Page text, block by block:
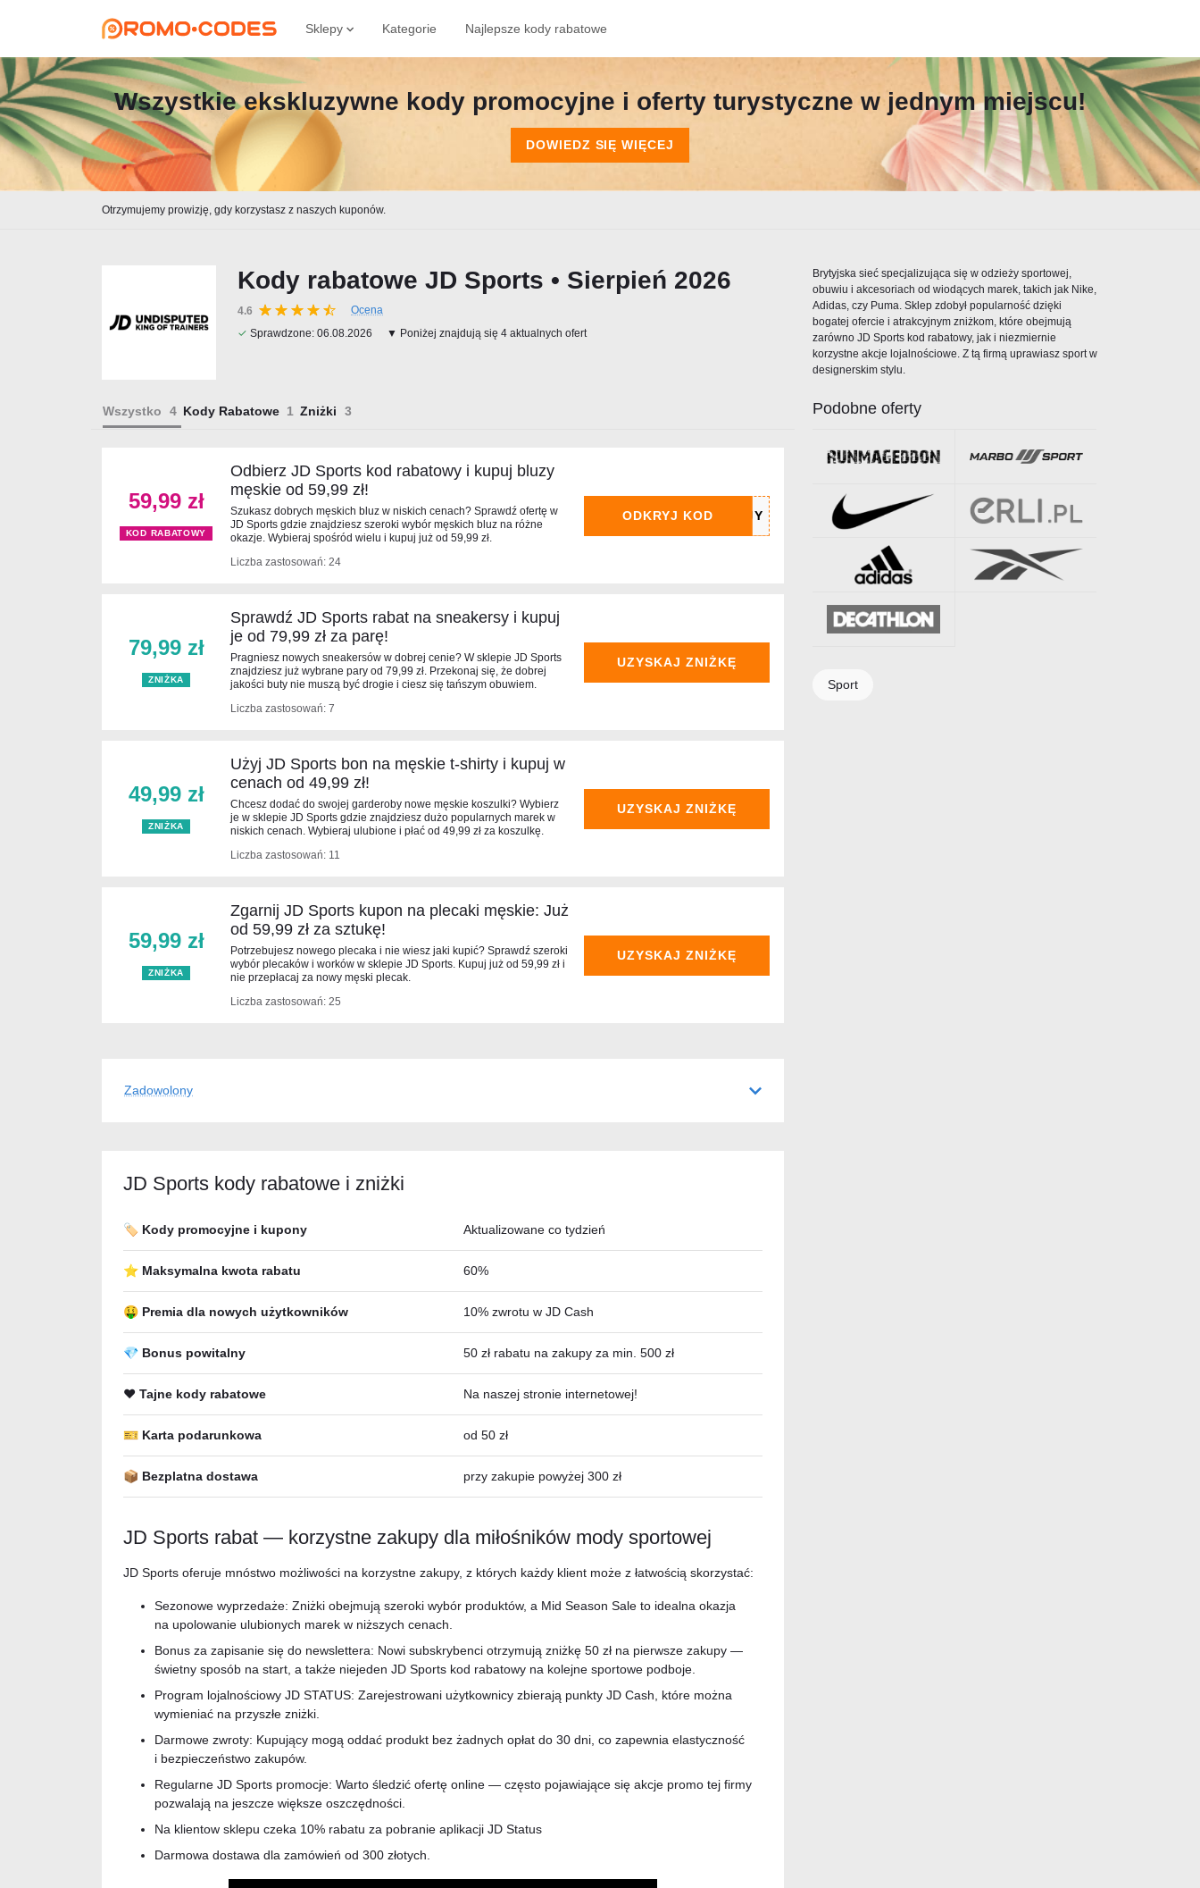
Sklepy Kategorie Najlepsze kody rabatowe
Wszystkie ekskluzywne kody promocyjne i oferty turystyczne w jednym miejscu!
DOWIEDZ SIĘ WIĘCEJ
Otrzymujemy prowizję, gdy korzystasz z naszych kuponów.
Kody rabatowe JD Sports • Sierpień 2026
4.6
Ocena
✓ Sprawdzone: 06.08.2026 ▼ Poniżej znajdują się 4 aktualnych ofert
Wszystko Kody Rabatowe Zniżki
59,99 zł
KOD RABATOWY
Odbierz JD Sports kod rabatowy i kupuj bluzy
męskie od 59,99 zł!
Szukasz dobrych męskich bluz w niskich cenach? Sprawdź ofertę w
JD Sports gdzie znajdziesz szeroki wybór męskich bluz na różne
okazje. Wybieraj spośród wielu i kupuj już od 59,99 zł.
Liczba zastosowań: 24
ODKRYJ KOD
79,99 zł
ZNIŻKA
Sprawdź JD Sports rabat na sneakersy i kupuj
je od 79,99 zł za parę!
Pragniesz nowych sneakersów w dobrej cenie? W sklepie JD Sports
znajdziesz już wybrane pary od 79,99 zł. Przekonaj się, że dobrej
jakości buty nie muszą być drogie i ciesz się tańszym obuwiem.
Liczba zastosowań: 7
UZYSKAJ ZNIŻKĘ
49,99 zł
ZNIŻKA
Użyj JD Sports bon na męskie t-shirty i kupuj w
cenach od 49,99 zł!
Chcesz dodać do swojej garderoby nowe męskie koszulki? Wybierz
je w sklepie JD Sports gdzie znajdziesz dużo popularnych marek w
niskich cenach. Wybieraj ulubione i płać od 49,99 zł za koszulkę.
Liczba zastosowań: 11
UZYSKAJ ZNIŻKĘ
59,99 zł
ZNIŻKA
Zgarnij JD Sports kupon na plecaki męskie: Już
od 59,99 zł za sztukę!
Potrzebujesz nowego plecaka i nie wiesz jaki kupić? Sprawdź szeroki
wybór plecaków i worków w sklepie JD Sports. Kupuj już od 59,99 zł i
nie przepłacaj za nowy męski plecak.
Liczba zastosowań: 25
UZYSKAJ ZNIŻKĘ
Zadowolony
JD Sports kody rabatowe i zniżki
🏷️ Kody promocyjne i kupony Aktualizowane co tydzień
⭐ Maksymalna kwota rabatu 60%
🤑 Premia dla nowych użytkowników 10% zwrotu w JD Cash
💎 Bonus powitalny 50 zł rabatu na zakupy za min. 500 zł
❤️ Tajne kody rabatowe Na naszej stronie internetowej!
🎫 Karta podarunkowa od 50 zł
📦 Bezplatna dostawa przy zakupie powyżej 300 zł
JD Sports rabat — korzystne zakupy dla miłośników mody sportowej
JD Sports oferuje mnóstwo możliwości na korzystne zakupy, z których każdy klient może z łatwością skorzystać:
Sezonowe wyprzedaże: Zniżki obejmują szeroki wybór produktów, a Mid Season Sale to idealna okazja
na upolowanie ulubionych marek w niższych cenach.
Bonus za zapisanie się do newslettera: Nowi subskrybenci otrzymują zniżkę 50 zł na pierwsze zakupy —
świetny sposób na start, a także niejeden JD Sports kod rabatowy na kolejne sportowe podboje.
Program lojalnościowy JD STATUS: Zarejestrowani użytkownicy zbierają punkty JD Cash, które można
wymieniać na przyszłe zniżki.
Darmowe zwroty: Kupujący mogą oddać produkt bez żadnych opłat do 30 dni, co zapewnia elastyczność
i bezpieczeństwo zakupów.
Regularne JD Sports promocje: Warto śledzić ofertę online — często pojawiające się akcje promo tej firmy
pozwalają na jeszcze większe oszczędności.
Na klientow sklepu czeka 10% rabatu za pobranie aplikacji JD Status
Darmowa dostawa dla zamówień od 300 złotych.
Brytyjska sieć specjalizująca się w odzieży sportowej,
obuwiu i akcesoriach od wiodących marek, takich jak Nike,
Adidas, czy Puma. Sklep zdobył popularność dzięki
bogatej ofercie i atrakcyjnym zniżkom, które obejmują
zarówno JD Sports kod rabatowy, jak i niezmiernie
korzystne akcje lojalnościowe. Z tą firmą uprawiasz sport w
designerskim stylu.
Podobne oferty
Sport